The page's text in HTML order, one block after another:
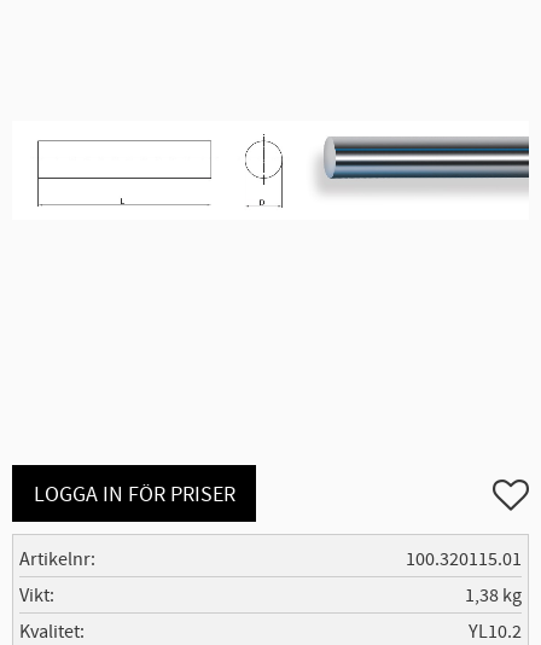
LOGGA IN FÖR PRISER Lägg
Artikelnr
100.320115.01
Vikt
1,38 kg
Kvalitet
YL10.2